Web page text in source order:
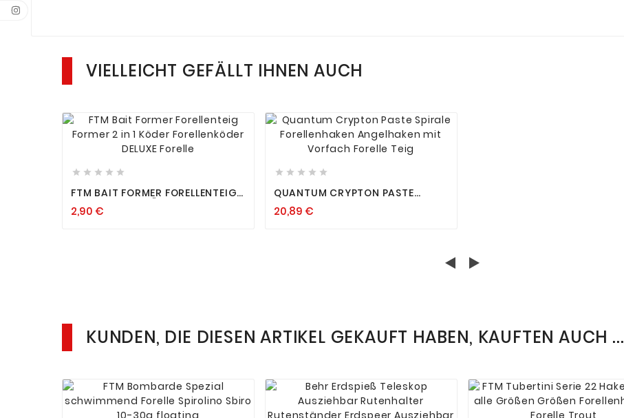
VIELLEICHT GEFÄLLT IHNEN AUCH
 
    
FTM BAIT FORMER FORELLENTEIG
FORELLENKÖDER DELUXE FORELLE
2,90 €
   
    
QUANTUM CRYPTON PASTE
SPIRALE FORELLENHAKEN
ANGELHAKEN MIT VORFACH
20,89 €
KUNDEN, DIE DIESEN ARTIKEL GEKAUFT HABEN, KAUFTEN AUCH ...
         